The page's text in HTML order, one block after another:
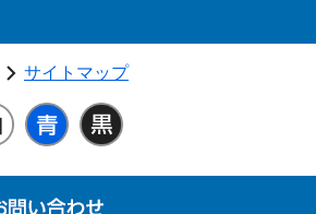
サイトマップ
情報